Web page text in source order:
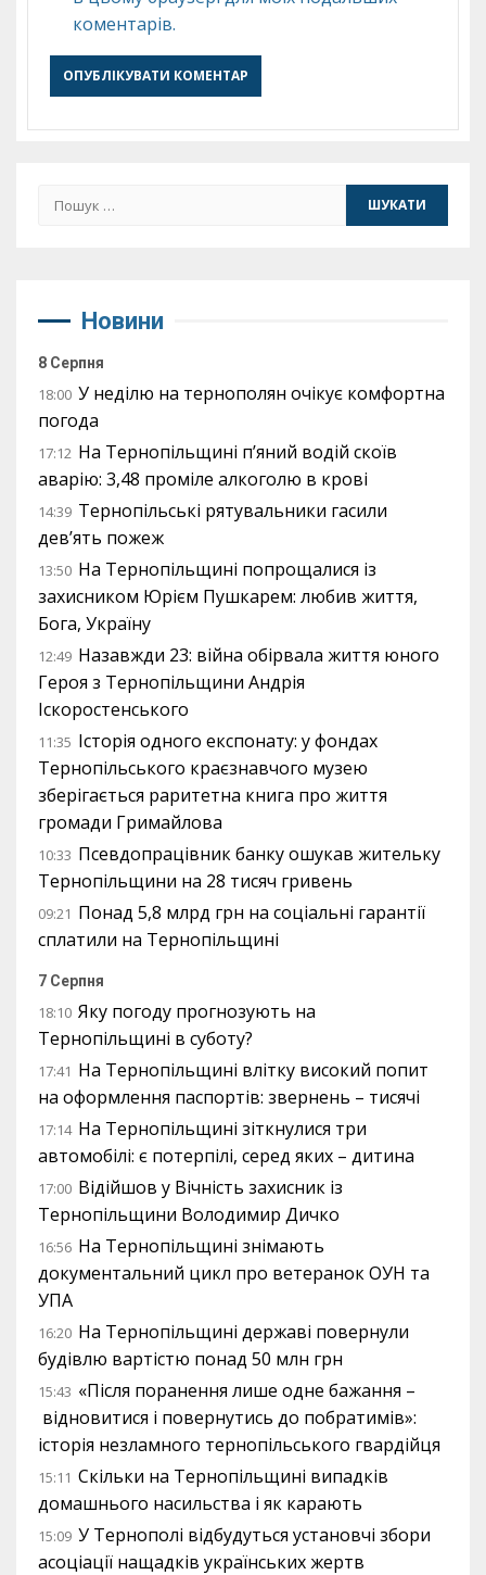
коментарів.
Пошук:
Новини
8 Серпня
18:00 У неділю на тернополян очікує комфортна
погода
17:12 На Тернопільщині п’яний водій скоїв
аварію: 3,48 проміле алкоголю в крові
14:39 Тернопільські рятувальники гасили
дев’ять пожеж
13:50 На Тернопільщині попрощалися із
захисником Юрієм Пушкарем: любив життя,
Бога, Україну
12:49 Назавжди 23: війна обірвала життя юного
Героя з Тернопільщини Андрія
Іскоростенського
11:35 Історія одного експонату: у фондах
Тернопільського краєзнавчого музею
зберігається раритетна книга про життя
громади Гримайлова
10:33 Псевдопрацівник банку ошукав жительку
Тернопільщини на 28 тисяч гривень
09:21 Понад 5,8 млрд грн на соціальні гарантії
сплатили на Тернопільщині
7 Серпня
18:10 Яку погоду прогнозують на
Тернопільщині в суботу?
17:41 На Тернопільщині влітку високий попит
на оформлення паспортів: звернень – тисячі
17:14 На Тернопільщині зіткнулися три
автомобілі: є потерпілі, серед яких – дитина
17:00 Відійшов у Вічність захисник із
Тернопільщини Володимир Дичко
16:56 На Тернопільщині знімають
документальний цикл про ветеранок ОУН та
УПА
16:20 На Тернопільщині державі повернули
будівлю вартістю понад 50 млн грн
15:43 «Після поранення лише одне бажання –
відновитися і повернутись до побратимів»:
історія незламного тернопільського гвардійця
15:11 Скільки на Тернопільщині випадків
домашнього насильства і як карають
15:09 У Тернополі відбудуться установчі збори
асоціації нащадків українських жертв